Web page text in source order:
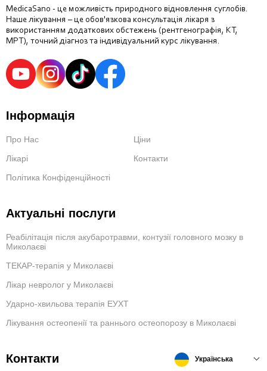
MedicaSano - це можливість природного відновлення суглобів.
Наше лікування – це обов'язкова консультація лікаря з
використанням додаткових обстежень (рентгенографія, КТ,
МРТ), точний діагноз та індивідуальний курс лікування.
Інформація
Про Нас
Ціни
Лікарі
Контакти
Політика Конфіденційності
Актуальні послуги
Реабілітація після акубаротравми, контузії головного мозку в
Миколаєві
ТЕКАР-терапія у Миколаєві
Лікар невролог у Миколаєві
Ударно-хвильова терапія ЕУХТ
Лікування остеопенії та раннього остеопорозу в Миколаєві
Контакти Українська